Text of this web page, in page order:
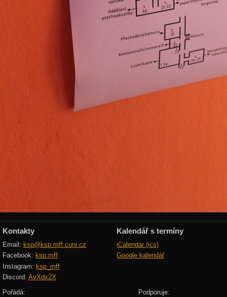
Kontakty
Email: ksp@ksp.mff.cuni.cz
Facebook: ksp.mff
Instagram: ksp_mff
Discord: AvXdx2X
Kalendář s termíny
iCalendar (ics)
Google kalendář
Pořádá: Podporuje: